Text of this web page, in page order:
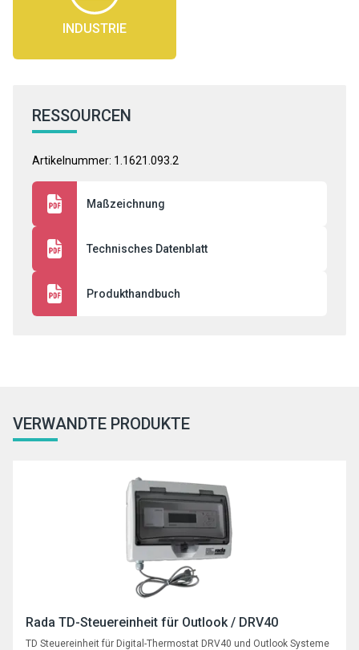
INDUSTRIE
RESSOURCEN
Artikelnummer: 1.1621.093.2
Maßzeichnung
Technisches Datenblatt
Produkthandbuch
VERWANDTE PRODUKTE
Rada TD-Steuereinheit für Outlook / DRV40
TD Steuereinheit für Digital-Thermostat DRV40 und Outlook Systeme